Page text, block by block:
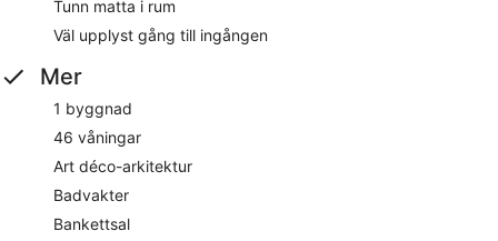
Tunn matta i rum
Väl upplyst gång till ingången
Mer
1 byggnad
46 våningar
Art déco-arkitektur
Badvakter
Bankettsal